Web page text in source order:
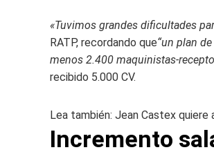
«Tuvimos grandes dificultades
RATP, recordando que“un plan
menos 2.400 maquinistas-
recibido 5.000 CV.
Lea también: Jean Castex quiere
Incremento